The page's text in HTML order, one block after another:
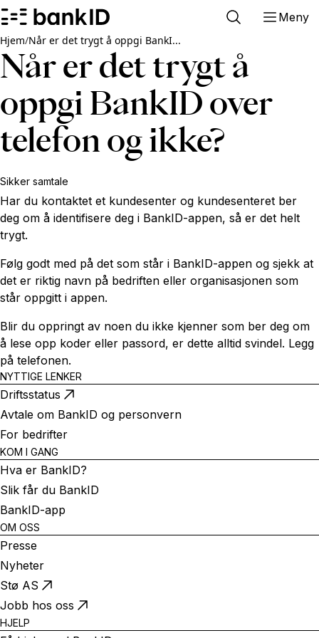
Meny
Hjem/Når er det trygt å oppgi BankI...
Når er det trygt å
oppgi BankID over
telefon og ikke?
Sikker samtale
Har du kontaktet et kundesenter og kundesenteret ber
deg om å identifisere deg i BankID-appen, så er det helt
trygt.
Følg godt med på det som står i BankID-appen og sjekk at
det er riktig navn på bedriften eller organisasjonen som
står oppgitt i appen.
Blir du oppringt av noen du ikke kjenner som ber deg om
å lese opp koder eller passord, er dette alltid svindel. Legg
på telefonen.
NYTTIGE LENKER
Driftsstatus
Avtale om BankID og personvern
For bedrifter
KOM I GANG
Hva er BankID?
Slik får du BankID
BankID-app
OM OSS
Presse
Nyheter
Stø AS
Jobb hos oss
HJELP